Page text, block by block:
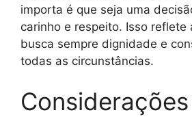
importa é que seja uma
carinho e respeito. Isso reflete
busca sempre dignidade e
todas as circunstâncias.